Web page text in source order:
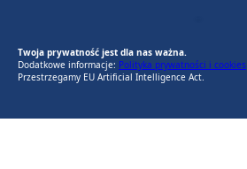
Twoja prywatność jest dla nas ważna.
Dodatkowe informacje: Polityka prywatności i cookies
Przestrzegamy EU Artificial Intelligence Act.